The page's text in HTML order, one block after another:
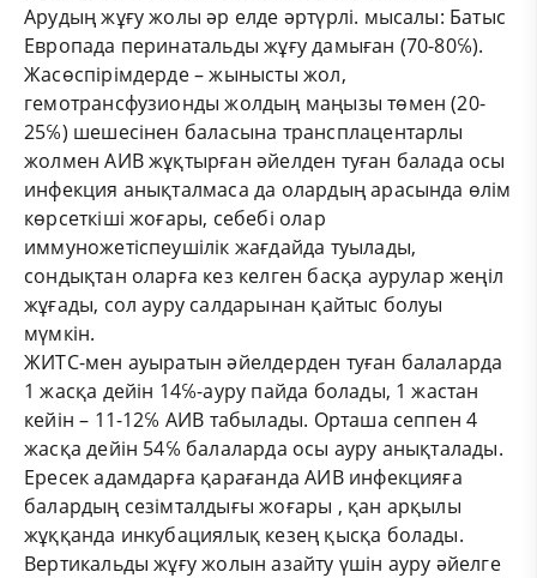
Арудың жұғу жолы әр елде әртүрлі. мысалы: Батыс
Европада перинатальды жұғу дамыған (70-80℅).
Жасөспірімдерде – жынысты жол,
гемотрансфузионды жолдың маңызы төмен (20-
25℅) шешесінен баласына трансплацентарлы
жолмен АИВ жұқтырған әйелден туған балада осы
инфекция анықталмаса да олардың арасында өлім
көрсеткіші жоғары, себебі олар
иммуножетіспеушілік жағдайда туылады,
сондықтан оларға кез келген басқа аурулар жеңіл
жұғады, сол ауру салдарынан қайтыс болуы
мүмкін.
ЖИТС-мен ауыратын әйелдерден туған балаларда
1 жасқа дейін 14℅-ауру пайда болады, 1 жастан
кейін – 11-12℅ АИВ табылады. Орташа сеппен 4
жасқа дейін 54℅ балаларда осы ауру анықталады.
Ересек адамдарға қарағанда АИВ инфекцияға
балардың сезімталдығы жоғары , қан арқылы
жұққанда инкубациялық кезең қысқа болады.
Вертикальды жұғу жолын азайту үшін ауру әйелге